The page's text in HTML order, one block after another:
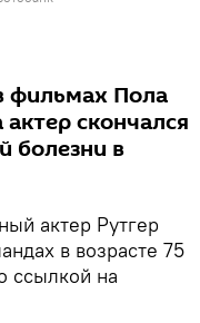
фильмах Пола
скончался
болезни в
актер Рутгер
в возрасте 75
ссылкой на